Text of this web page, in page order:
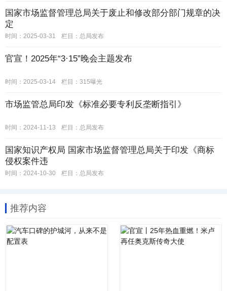
国家市场监督管理总局关于废止和修改部分部门规章的决
定
时间：2025-03-31 栏目： 总局发布
官宣！2025年“3·15”晚会主题发布
时间：2025-03-14 栏目： 315曝光
市场监管总局印发《标准必要专利反垄断指引》
时间：2024-11-13 栏目： 总局发布
国家知识产权局 国家市场监督管理总局关于印发《商标
侵权案件违
时间：2024-10-30 栏目： 总局发布
推荐内容